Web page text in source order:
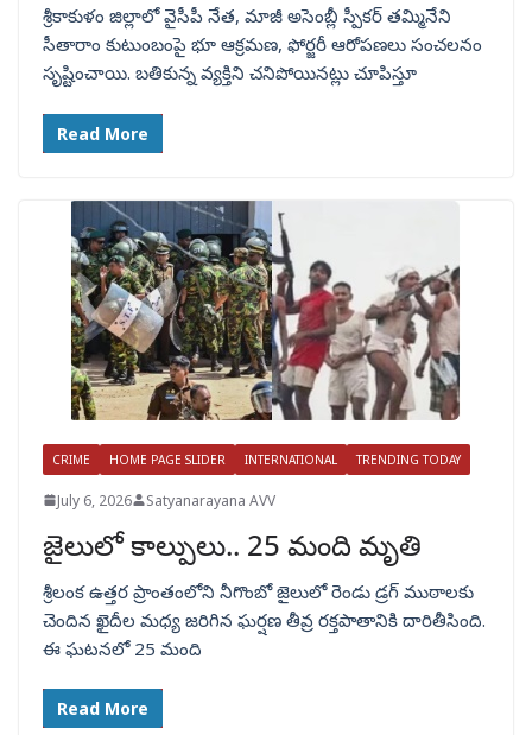
శ్రీకాకుళం జిల్లాలో వైసీపీ నేత, మాజీ అసెంబ్లీ స్పీకర్ తమ్మినేని
సీతారాం కుటుంబంపై భూ ఆక్రమణ, ఫోర్జరీ ఆరోపణలు సంచలనం
సృష్టించాయి. బతికున్న వ్యక్తిని చనిపోయినట్లు చూపిస్తూ
Read More
CRIME HOME PAGE SLIDER INTERNATIONAL TRENDING TODAY
July 6, 2026 Satyanarayana AVV
జైలులో కాల్పులు.. 25 మంది మృతి
శ్రీలంక ఉత్తర ప్రాంతంలోని నీగొంబో జైలులో రెండు డ్రగ్ ముఠాలకు
చెందిన ఖైదీల మధ్య జరిగిన ఘర్షణ తీవ్ర రక్తపాతానికి దారితీసింది.
ఈ ఘటనలో 25 మంది
Read More